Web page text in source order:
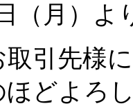
（月）
取引先様
どよろ